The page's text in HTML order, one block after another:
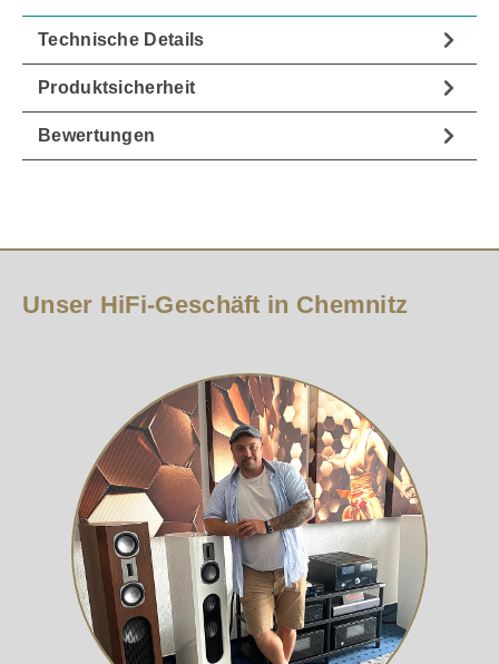
Technische Details
Produktsicherheit
Bewertungen
Unser HiFi-Geschäft in Chemnitz